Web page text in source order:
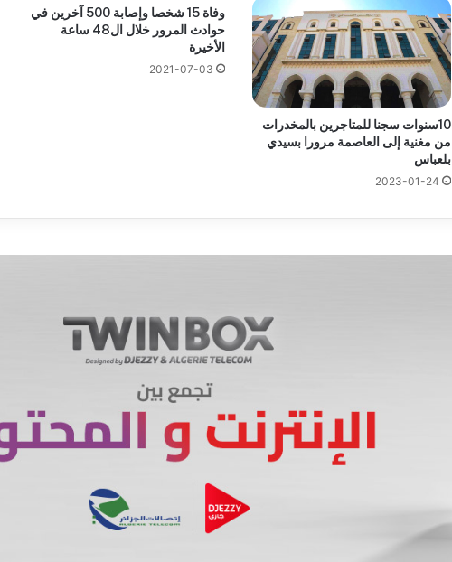
10سنوات سجنا للمتاجرين بالمخدرات
من مغنية إلى العاصمة مرورا بسيدي
بلعباس
2023-01-24
وفاة 15 شخصا وإصابة 500 آخرين في
حوادث المرور خلال ال48 ساعة
الأخيرة
2021-07-03